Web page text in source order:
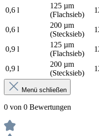
0,6 l
125 µm
(Flachsieb)
0,6 l
200 µm
(Stecksieb)
0,9 l
125 µm
(Flachsieb)
0,9 l
200 µm
(Stecksieb)
Menü schließen
0 von 0 Bewertungen